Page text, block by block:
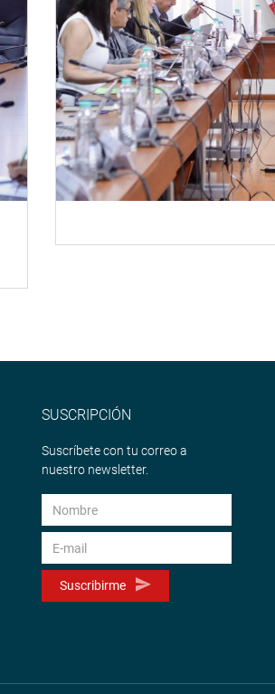
SUSCRIPCIÓN
Suscríbete con tu correo a
nuestro newsletter.
Suscribirme